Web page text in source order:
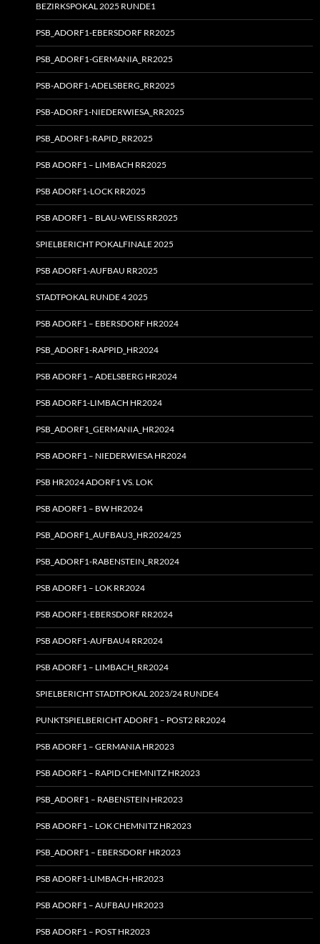
BEZIRKSPOKAL 2025 RUNDE1
PSB_ADORF1-EBERSDORF RR2025
PSB_ADORF1-GERMANIA_RR2025
PSB-ADORF1-ADELSBERG_RR2025
PSB-ADORF1-NIEDERWIESA_RR2025
PSB_ADORF1-RAPID_RR2025
PSB ADORF1 – LIMBACH RR2025
PSB ADORF1-LOCK RR2025
PSB ADORF1 – BLAU-WEISS RR2025
SPIELBERICHT POKALFINALE 2025
PSB ADORF1-AUFBAU RR2025
STADTPOKAL RUNDE 4 2025
PSB ADORF1 – EBERSDORF HR2024
PSB_ADORF1-RAPPID_HR2024
PSB ADORF1 – ADELSBERG HR2024
PSB ADORF1-LIMBACH HR2024
PSB_ADORF1_GERMANIA_HR2024
PSB ADORF1 – NIEDERWIESA HR2024
PSB HR2024 ADORF1 VS. LOK
PSB ADORF1 – BW HR2024
PSB_ADORF1_AUFBAU3_HR2024/25
PSB_ADORF1-RABENSTEIN_RR2024
PSB ADORF1 – LOK RR2024
PSB ADORF1-EBERSDORF RR2024
PSB ADORF1-AUFBAU4 RR2024
PSB ADORF1 – LIMBACH_RR2024
SPIELBERICHT STADTPOKAL 2023/24 RUNDE4
PUNKTSPIELBERICHT ADORF1 – POST2 RR2024
PSB ADORF1 – GERMANIA HR2023
PSB ADORF1 – RAPID CHEMNITZ HR2023
PSB_ADORF1 – RABENSTEIN HR2023
PSB ADORF1 – LOK CHEMNITZ HR2023
PSB_ADORF1 – EBERSDORF HR2023
PSB ADORF1-LIMBACH-HR2023
PSB ADORF1 – AUFBAU HR2023
PSB ADORF1 – POST HR2023